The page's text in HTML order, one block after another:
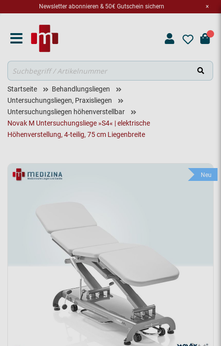
×
Newsletter abonnieren & 50€ Gutschein sichern
Suche
Startseite
Behandlungsliegen
Untersuchungsliegen, Praxisliegen
Untersuchungsliegen höhenverstellbar
Novak M Untersuchungsliege »S4« | elektrische
Höhenverstellung, 4-teilig, 75 cm Liegenbreite
Neu